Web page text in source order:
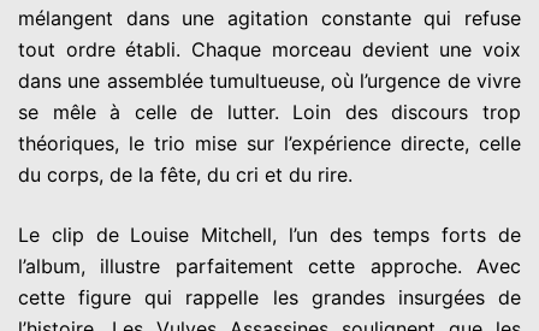
mélangent dans une agitation constante qui refuse
tout ordre établi. Chaque morceau devient une voix
dans une assemblée tumultueuse, où l’urgence de vivre
se mêle à celle de lutter. Loin des discours trop
théoriques, le trio mise sur l’expérience directe, celle
du corps, de la fête, du cri et du rire.
Le clip de Louise Mitchell, l’un des temps forts de
l’album, illustre parfaitement cette approche. Avec
cette figure qui rappelle les grandes insurgées de